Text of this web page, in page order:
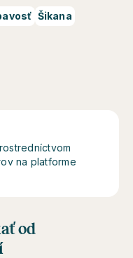
Šikana
na platforme
od